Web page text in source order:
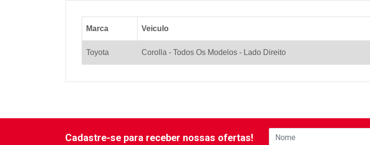
Marca Veiculo
Toyota Corolla - Todos Os Modelos - Lado Direito
Cadastre-se para receber nossas ofertas!